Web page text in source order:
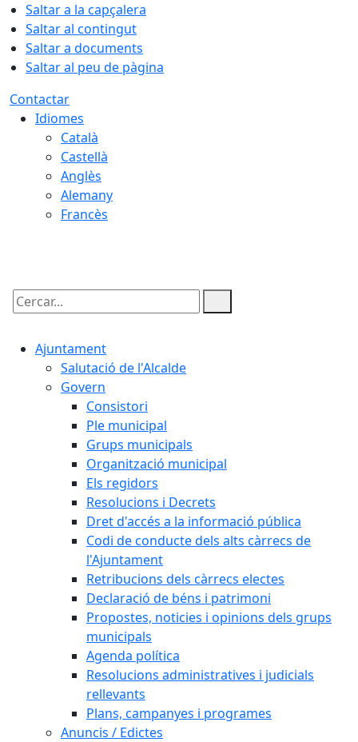
Saltar a la capçalera
Saltar al contingut
Saltar a documents
Saltar al peu de pàgina
Contactar
Idiomes
Català
Castellà
Anglès
Alemany
Francès
Cercar:
Ajuntament
Salutació de l'Alcalde
Govern
Consistori
Ple municipal
Grups municipals
Organització municipal
Els regidors
Resolucions i Decrets
Dret d'accés a la informació pública
Codi de conducte dels alts càrrecs de
l'Ajuntament
Retribucions dels càrrecs electes
Declaració de béns i patrimoni
Propostes, noticies i opinions dels grups
municipals
Agenda política
Resolucions administratives i judicials
rellevants
Plans, campanyes i programes
Anuncis / Edictes